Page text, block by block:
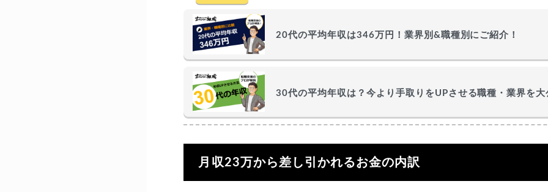
20代の平均年収は346万円！業界別&職種別にご紹介！
30代の平均年収は？今より手取りをUPさせる職種・業界を大
月収23万から差し引かれるお金の内訳